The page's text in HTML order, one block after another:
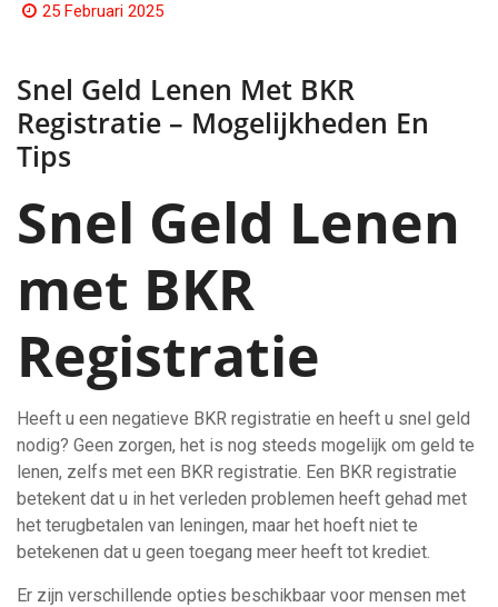
25 Februari 2025
Snel Geld Lenen Met BKR
Registratie – Mogelijkheden En
Tips
Snel Geld Lenen
met BKR
Registratie
Heeft u een negatieve BKR registratie en heeft u snel geld
nodig? Geen zorgen, het is nog steeds mogelijk om geld te
lenen, zelfs met een BKR registratie. Een BKR registratie
betekent dat u in het verleden problemen heeft gehad met
het terugbetalen van leningen, maar het hoeft niet te
betekenen dat u geen toegang meer heeft tot krediet.
Er zijn verschillende opties beschikbaar voor mensen met